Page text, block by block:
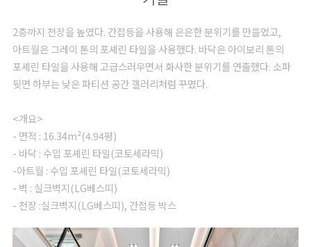
2층까지 천장을 높였다. 간접등을 사용해 은은한 분위기를 만들었고,
아트월은 그레이 톤의 포셰린 타일을 사용했다. 바닥은 아이보리 톤의
포셰린 타일을 사용해 고급스러우면서 화사한 분위기를 연출했다. 소파
뒷면 하부는 낮은 파티션 공간 갤러리처럼 꾸몄다.
<개요>
- 면적 : 16.34m²(4.94평)
- 바닥 : 수입 포셰린 타일(코토세라믹)
-아트월 : 수입 포셰린 타일(코토세라믹)
- 벽 : 실크벽지(LG베스띠)
- 천장 :실크벽지(LG베스띠), 간접등 박스